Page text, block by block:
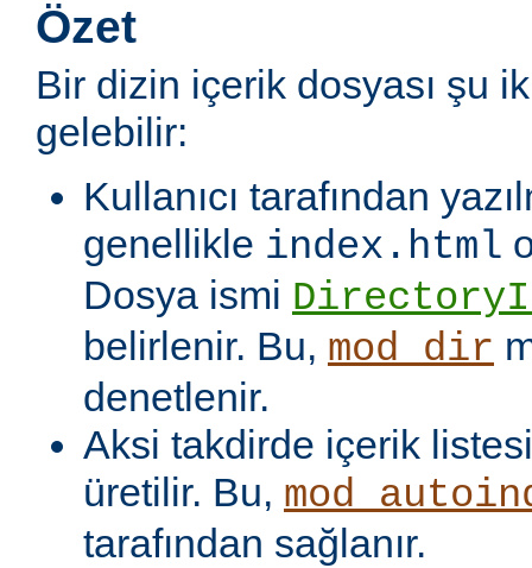
Özet
Bir dizin içerik dosyası şu
gelebilir:
Kullanıcı tarafından
genellikle index.html
Dosya ismi
belirlenir. Bu, mod_dir
denetlenir.
Aksi takdirde içerik
üretilir. Bu,
tarafından sağlanır.